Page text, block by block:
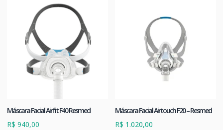
Máscara Facial Airfit F40 Resmed
R$ 940,00
Máscara Facial Airtouch F20 – Resmed
R$ 1.020,00